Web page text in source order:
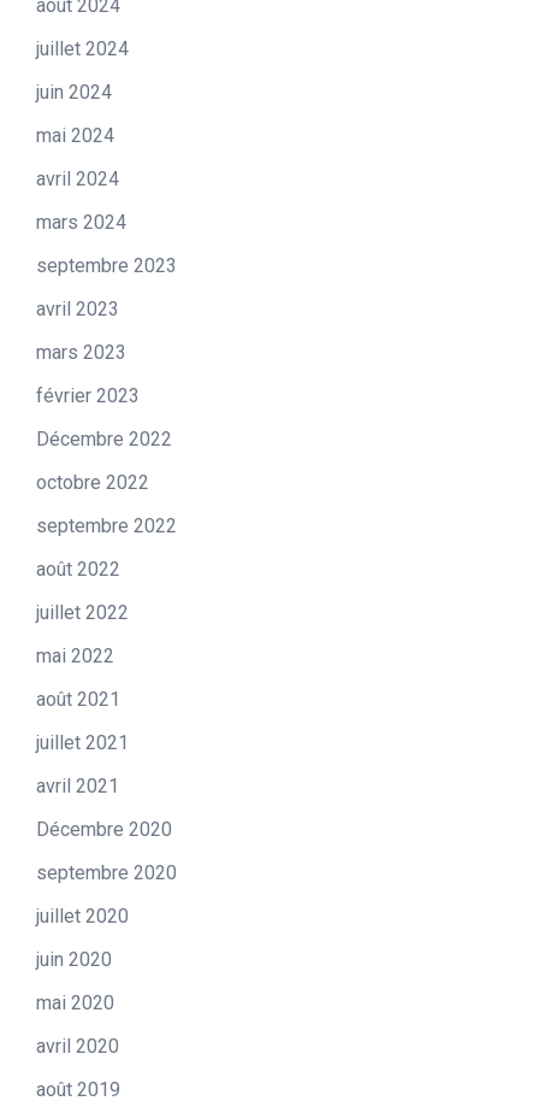
août 2024
juillet 2024
juin 2024
mai 2024
avril 2024
mars 2024
septembre 2023
avril 2023
mars 2023
février 2023
Décembre 2022
octobre 2022
septembre 2022
août 2022
juillet 2022
mai 2022
août 2021
juillet 2021
avril 2021
Décembre 2020
septembre 2020
juillet 2020
juin 2020
mai 2020
avril 2020
août 2019